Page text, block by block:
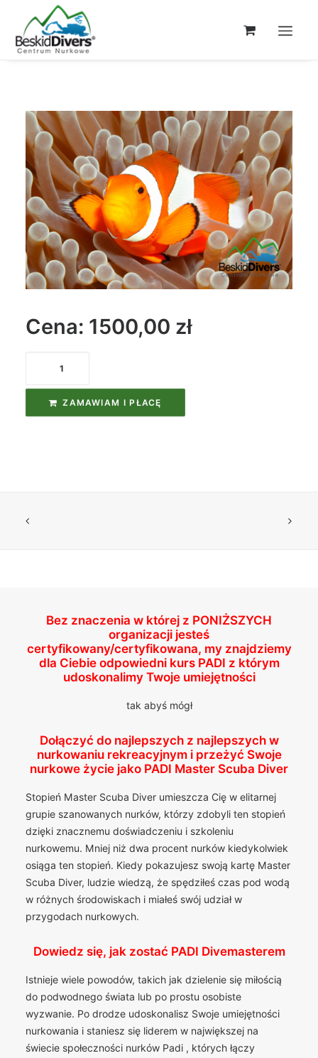
Cena: 1500,00 zł
ZAMAWIAM I PŁACĘ
Bez znaczenia w której z PONIŻSZYCH
organizacji jesteś
certyfikowany/certyfikowana, my znajdziemy
dla Ciebie odpowiedni kurs PADI z którym
udoskonalimy Twoje umiejętności
tak abyś mógł
Dołączyć do najlepszych z najlepszych w
nurkowaniu rekreacyjnym i przeżyć Swoje
nurkowe życie jako PADI Master Scuba Diver
Stopień Master Scuba Diver umieszcza Cię w elitarnej
grupie szanowanych nurków, którzy zdobyli ten stopień
dzięki znacznemu doświadczeniu i szkoleniu
nurkowemu. Mniej niż dwa procent nurków kiedykolwiek
osiąga ten stopień. Kiedy pokazujesz swoją kartę Master
Scuba Diver, ludzie wiedzą, że spędziłeś czas pod wodą
w różnych środowiskach i miałeś swój udział w
przygodach nurkowych.
Dowiedz się, jak zostać PADI Divemasterem
Istnieje wiele powodów, takich jak dzielenie się miłością
do podwodnego świata lub po prostu osobiste
wyzwanie. Po drodze udoskonalisz Swoje umiejętności
nurkowania i staniesz się liderem w największej na
świecie społeczności nurków Padi , których łączy